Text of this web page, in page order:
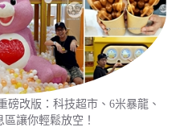
磅改版：科技超市、6米暴龍、
讓你輕鬆放空！